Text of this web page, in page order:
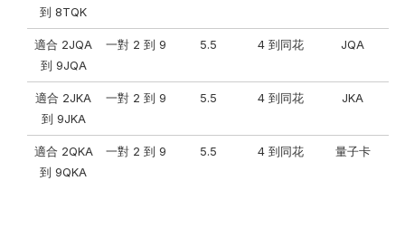
到 8TQK
適合 2JQA
到 9JQA
一對 2 到 9 5.5 4 到同花 JQA
適合 2JKA
到 9JKA
一對 2 到 9 5.5 4 到同花 JKA
適合 2QKA
到 9QKA
一對 2 到 9 5.5 4 到同花 量子卡